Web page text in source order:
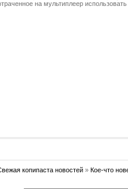
на мультиплеер
копипаста новостей » Кое-что